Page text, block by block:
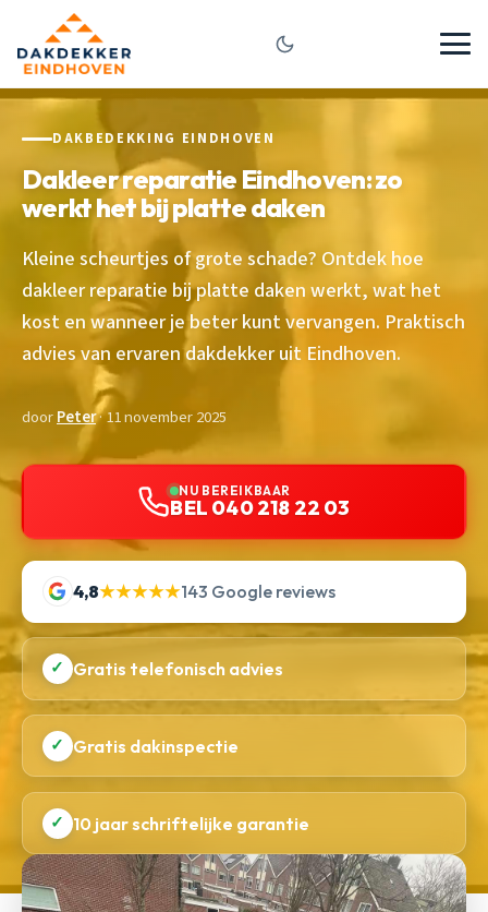
DAKBEDEKKING EINDHOVEN
Dakleer reparatie Eindhoven: zo
werkt het bij platte daken
Kleine scheurtjes of grote schade? Ontdek hoe
dakleer reparatie bij platte daken werkt, wat het
kost en wanneer je beter kunt vervangen. Praktisch
advies van ervaren dakdekker uit Eindhoven.
doorPeter· 11 november 2025
NU BEREIKBAAR
BEL 040 218 22 03
4,8★★★★★143 Google reviews
✓ Gratis telefonisch advies
✓ Gratis dakinspectie
✓ 10 jaar schriftelijke garantie